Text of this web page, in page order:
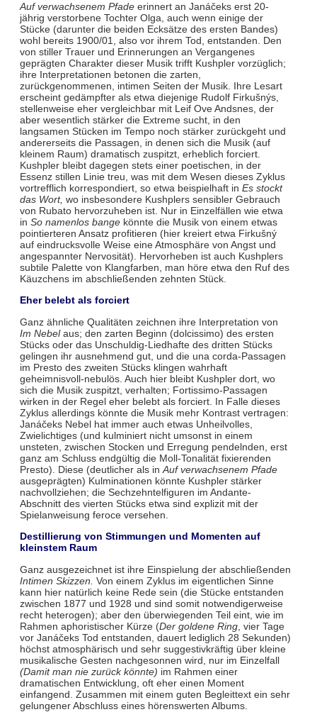
Auf verwachsenem Pfadeerinnert an Janáčeks erst 20-
jährig verstorbene Tochter Olga, auch wenn einige der
Stücke (darunter die beiden Ecksätze des ersten Bandes)
wohl bereits 1900/01, also vor ihrem Tod, entstanden. Den
von stiller Trauer und Erinnerungen an Vergangenes
geprägten Charakter dieser Musik trifft Kushpler vorzüglich;
ihre Interpretationen betonen die zarten,
zurückgenommenen, intimen Seiten der Musik. Ihre Lesart
erscheint gedämpfter als etwa diejenige Rudolf Firkušnýs,
stellenweise eher vergleichbar mit Leif Ove Andsnes, der
aber wesentlich stärker die Extreme sucht, in den
langsamen Stücken im Tempo noch stärker zurückgeht und
andererseits die Passagen, in denen sich die Musik (auf
kleinem Raum) dramatisch zuspitzt, erheblich forciert.
Kushpler bleibt dagegen stets einer poetischen, in der
Essenz stillen Linie treu, was mit dem Wesen dieses Zyklus
vortrefflich korrespondiert, so etwa beispielhaft in Es stockt
das Wort, wo insbesondere Kushplers sensibler Gebrauch
von Rubato hervorzuheben ist. Nur in Einzelfällen wie etwa
in So namenlos bangekönnte die Musik von einem etwas
pointierteren Ansatz profitieren (hier kreiert etwa Firkušný
auf eindrucksvolle Weise eine Atmosphäre von Angst und
angespannter Nervosität). Hervorheben ist auch Kushplers
subtile Palette von Klangfarben, man höre etwa den Ruf des
Käuzchens im abschließenden zehnten Stück.
Eher belebt als forciert
Ganz ähnliche Qualitäten zeichnen ihre Interpretation von
Im Nebelaus; den zarten Beginn (dolcissimo) des ersten
Stücks oder das Unschuldig-Liedhafte des dritten Stücks
gelingen ihr ausnehmend gut, und die una corda-Passagen
im Presto des zweiten Stücks klingen wahrhaft
geheimnisvoll-nebulös. Auch hier bleibt Kushpler dort, wo
sich die Musik zuspitzt, verhalten; Fortissimo-Passagen
wirken in der Regel eher belebt als forciert. In Falle dieses
Zyklus allerdings könnte die Musik mehr Kontrast vertragen:
Janáčeks Nebel hat immer auch etwas Unheilvolles,
Zwielichtiges (und kulminiert nicht umsonst in einem
unsteten, zwischen Stocken und Erregung pendelnden, erst
ganz am Schluss endgültig die Moll-Tonalität fixierenden
Presto). Diese (deutlicher als in Auf verwachsenem Pfade
ausgeprägten) Kulminationen könnte Kushpler stärker
nachvollziehen; die Sechzehntelfiguren im Andante-
Abschnitt des vierten Stücks etwa sind explizit mit der
Spielanweisung feroce versehen.
Destillierung von Stimmungen und Momenten auf
kleinstem Raum
Ganz ausgezeichnet ist ihre Einspielung der abschließenden
Intimen Skizzen. Von einem Zyklus im eigentlichen Sinne
kann hier natürlich keine Rede sein (die Stücke entstanden
zwischen 1877 und 1928 und sind somit notwendigerweise
recht heterogen); aber den überwiegenden Teil eint, wie im
Rahmen aphoristischer Kürze (Der goldene Ring, vier Tage
vor Janáčeks Tod entstanden, dauert lediglich 28 Sekunden)
höchst atmosphärisch und sehr suggestivkräftig über kleine
musikalische Gesten nachgesonnen wird, nur im Einzelfall
(Damit man nie zurück könnte) im Rahmen einer
dramatischen Entwicklung, oft eher einen Moment
einfangend. Zusammen mit einem guten Begleittext ein sehr
gelungener Abschluss eines hörenswerten Albums.